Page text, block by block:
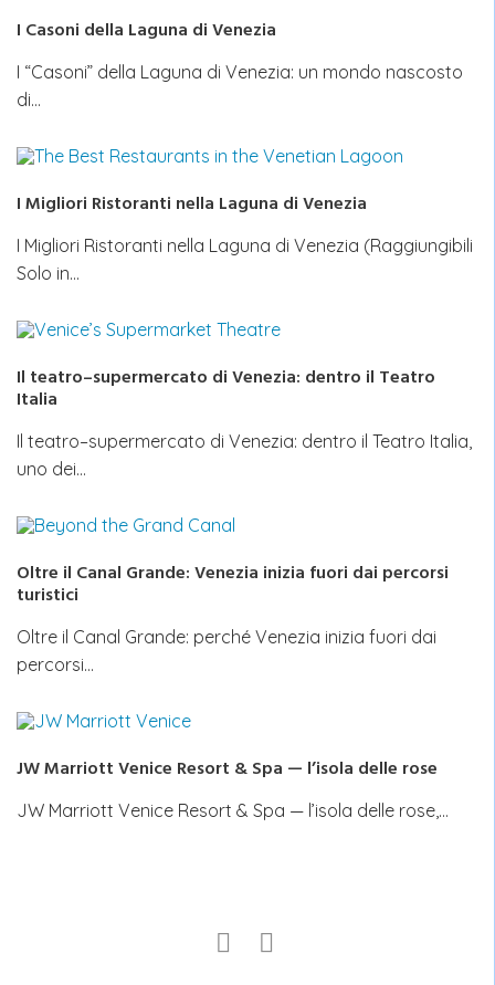
I Casoni della Laguna di Venezia
I “Casoni” della Laguna di Venezia: un mondo nascosto
di…
I Migliori Ristoranti nella Laguna di Venezia
I Migliori Ristoranti nella Laguna di Venezia (Raggiungibili
Solo in…
Il teatro–supermercato di Venezia: dentro il Teatro
Italia
Il teatro–supermercato di Venezia: dentro il Teatro Italia,
uno dei…
Oltre il Canal Grande: Venezia inizia fuori dai percorsi
turistici
Oltre il Canal Grande: perché Venezia inizia fuori dai
percorsi…
JW Marriott Venice Resort & Spa — l’isola delle rose
JW Marriott Venice Resort & Spa — l’isola delle rose,…